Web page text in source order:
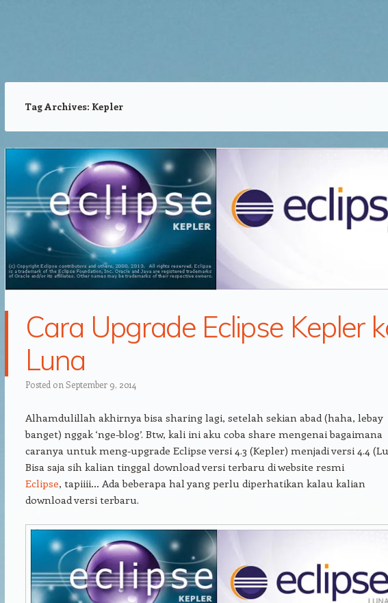
Tag Archives: Kepler
Cara Upgrade Eclipse Kepler
Luna
Posted on September 9, 2014
Alhamdulillah akhirnya bisa sharing lagi, setelah sekian abad (haha, lebay
banget) nggak ‘nge-blog’. Btw, kali ini aku coba share mengenai bagaimana
caranya untuk meng-upgrade Eclipse versi 4.3 (Kepler) menjadi versi 4.4
Bisa saja sih kalian tinggal download versi terbaru di website resmi
Eclipse, tapiiii… Ada beberapa hal yang perlu diperhatikan kalau kalian
download versi terbaru.